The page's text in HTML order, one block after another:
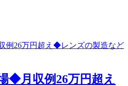
◆月収例26万円超え